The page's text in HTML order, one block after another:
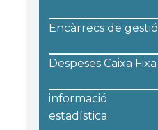
Encàrrecs de gestió
Despeses Caixa Fixa
informació
estadística